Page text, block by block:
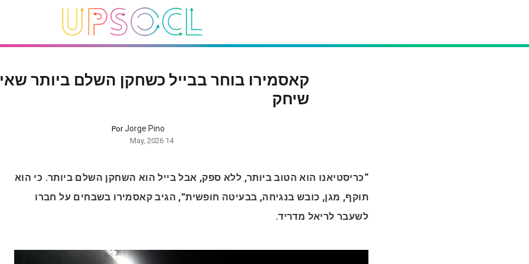
קאסמירו בוחר בבייל כשחקן השלם ביותר
שיחק
PorJorge Pino
14 May, 2026
“כריסטיאנו הוא הטוב ביותר, ללא ספק, אבל בייל הוא השחקן השלם ביותר. כי הוא
תוקף, מגן, כובש בנגיחה, בבעיטה חופשית”, הגיב קאסמירו בשבחים על חברו
לשעבר לריאל מדריד.